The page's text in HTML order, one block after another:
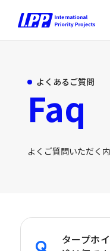
よくあるご質問
Faq
よくご質問いただく
タープホ